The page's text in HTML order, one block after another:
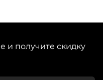
и получите скидку